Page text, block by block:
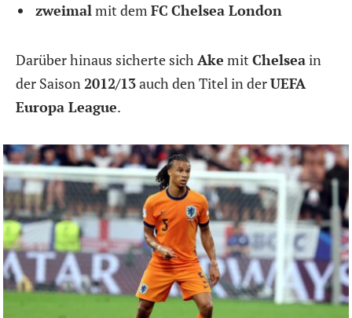
zweimalmit dem FC Chelsea London
Darüber hinaus sicherte sich Ake mit Chelseain
der Saison 2012/13auch den Titel in derUEFA
Europa League.